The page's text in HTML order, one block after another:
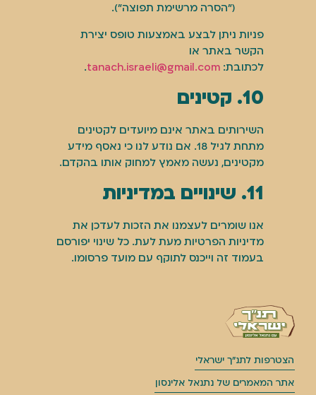
("הסרה מרשימת תפוצה").
פניות ניתן לבצע באמצעות טופס יצירת
הקשר באתר או
לכתובת:tanach.israeli@gmail.com
.
10. קטינים
השירותים באתר אינם מיועדים לקטינים
מתחת לגיל 18. אם נודע לנו כי נאסף מידע
מקטינים, נעשה מאמץ למחוק אותו בהקדם.
11. שינויים במדיניות
אנו שומרים לעצמנו את הזכות לעדכן את
מדיניות הפרטיות מעת לעת. כל שינוי יפורסם
בעמוד זה וייכנס לתוקף עם מועד פרסומו.
הצטרפות לתנ״ך ישראלי
אתר המאמרים של נתנאל אלינסון